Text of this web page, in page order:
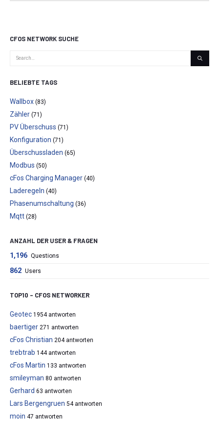
CFOS NETWORK SUCHE
BELIEBTE TAGS
Wallbox (83)
Zähler (71)
PV Überschuss (71)
Konfiguration (71)
Überschussladen (65)
Modbus (50)
cFos Charging Manager (40)
Laderegeln (40)
Phasenumschaltung (36)
Mqtt (28)
ANZAHL DER USER & FRAGEN
1,196 Questions
862 Users
TOP10 – CFOS NETWORKER
Geotec 1954 antworten
baertiger 271 antworten
cFos Christian 204 antworten
trebtrab 144 antworten
cFos Martin 133 antworten
smileyman 80 antworten
Gerhard 63 antworten
Lars Bergengruen 54 antworten
moin 47 antworten